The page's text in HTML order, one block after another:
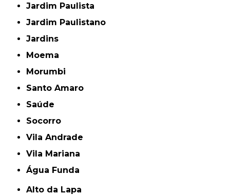
Jardim Paulista
Jardim Paulistano
Jardins
Moema
Morumbi
Santo Amaro
Saúde
Socorro
Vila Andrade
Vila Mariana
Água Funda
Alto da Lapa